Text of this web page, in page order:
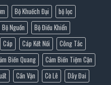
Bộ Khuếch Đại
bộ lọc
Bộ Nguồn
Bộ Điều Khiển
Cáp Cáp Kết Nối
Công Tắc
Biến Quang
Cảm Biến Tiệm Cận
Cần Vặn Cờ Lê Dây Đai